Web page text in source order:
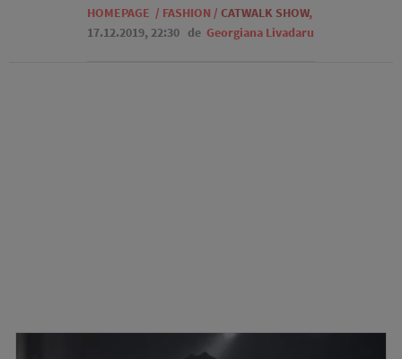
HOMEPAGE / FASHION / CATWALK SHOW,
17.12.2019, 22:30 de Georgiana Livadaru